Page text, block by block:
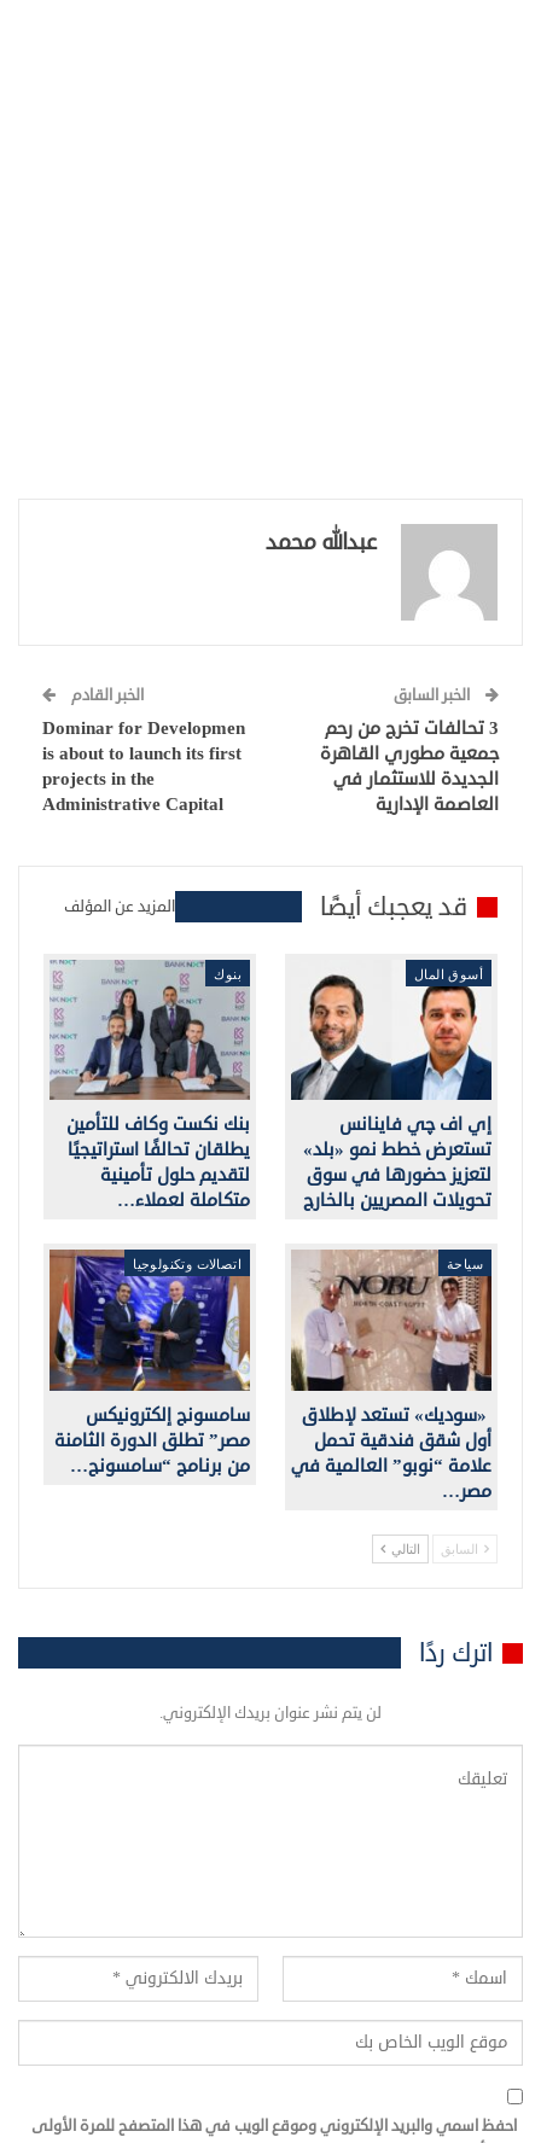
عبدالله محمد
الخبر السابق
3 تحالفات تخرج من رحم
جمعية مطوري القاهرة
الجديدة للاستثمار في
العاصمة الإدارية
الخبر القادم
Dominar for Developmen
is about to launch its first
projects in the
Administrative Capital
قد يعجبك أيضًا المزيد عن المؤلف
أسوق المال
إي اف چي فاينانس
تستعرض خطط نمو «بلد»
لتعزيز حضورها في سوق
تحويلات المصريين بالخارج
بنوك
بنك نكست وكاف للتأمين
يطلقان تحالفًا استراتيجيًا
لتقديم حلول تأمينية
متكاملة لعملاء…
سياحة
«سوديك» تستعد لإطلاق
أول شقق فندقية تحمل
علامة “نوبو” العالمية في
مصر…
اتصالات وتكنولوجيا
سامسونج إلكترونيكس
مصر” تطلق الدورة الثامنة
من برنامج “سامسونج…
السابق التالي
اترك ردًا
لن يتم نشر عنوان بريدك الإلكتروني.
احفظ اسمي والبريد الإلكتروني وموقع الويب في هذا المتصفح للمرة الأولى